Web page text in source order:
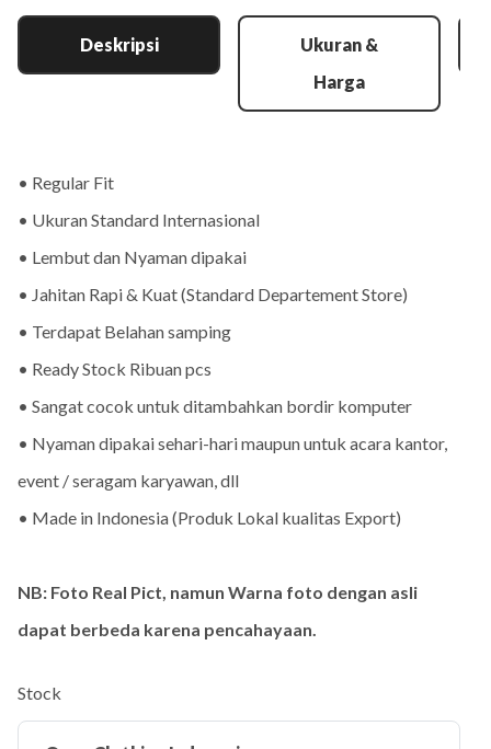
Deskripsi
Ukuran &
Harga
• Regular Fit
• Ukuran Standard Internasional
• Lembut dan Nyaman dipakai
• Jahitan Rapi & Kuat (Standard Departement Store)
• Terdapat Belahan samping
• Ready Stock Ribuan pcs
• Sangat cocok untuk ditambahkan bordir komputer
• Nyaman dipakai sehari-hari maupun untuk acara kantor,
event / seragam karyawan, dll
• Made in Indonesia (Produk Lokal kualitas Export)
NB: Foto Real Pict, namun Warna foto dengan asli
dapat berbeda karena pencahayaan.
Stock